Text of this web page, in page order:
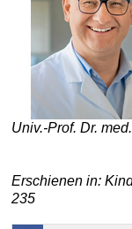
Univ.-Prof. Dr.
Erschienen in:
235